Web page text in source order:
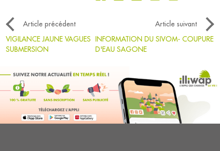
Article précédent
Article suivant
VIGILANCE JAUNE VAGUES
SUBMERSION
INFORMATION DU SIVOM- COUPURE
D'EAU SAGONE